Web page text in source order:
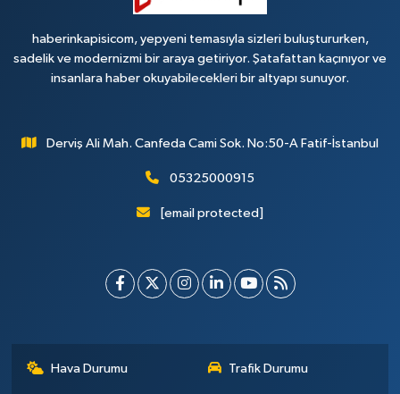
haberinkapisicom, yepyeni temasıyla sizleri buluştururken,
sadelik ve modernizmi bir araya getiriyor. Şatafattan kaçınıyor ve
insanlara haber okuyabilecekleri bir altyapı sunuyor.
Derviş Ali Mah. Canfeda Cami Sok. No:50-A Fatif-İstanbul
05325000915
[email protected]
Hava Durumu Trafik Durumu